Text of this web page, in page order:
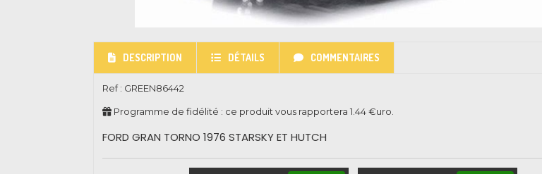
DESCRIPTION DÉTAILS COMMENTAIRES
Ref : GREEN86442
Programme de fidélité : ce produit vous rapportera 1.44€uro.
FORD GRAN TORNO 1976 STARSKY ET HUTCH